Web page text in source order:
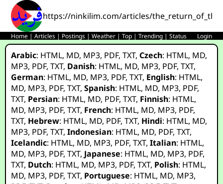
https://ninkilim.com/articles/
Home |Articles | Postings |Weather |Top |Trending |Status Login
Arabic: HTML, MD, MP3, PDF,TXT,Czech: HTML, MD,
MP3, PDF,TXT, Danish: HTML, MD, MP3, PDF,TXT,
German: HTML, MD, MP3, PDF,TXT, English: HTML,
MD, MP3, PDF,TXT,Spanish: HTML, MD, MP3, PDF,
TXT, Persian: HTML, MD, PDF,TXT, Finnish: HTML,
MD, MP3, PDF,TXT, French: HTML, MD, MP3, PDF,
TXT, Hebrew: HTML, MD, PDF,TXT, Hindi: HTML, MD,
MP3, PDF,TXT,Indonesian: HTML, MD, PDF,TXT,
Icelandic: HTML, MD, MP3, PDF,TXT,Italian: HTML,
MD, MP3, PDF,TXT, Japanese: HTML, MD, MP3, PDF,
TXT, Dutch: HTML, MD, MP3, PDF,TXT, Polish: HTML,
MD, MP3, PDF,TXT, Portuguese: HTML, MD, MP3,